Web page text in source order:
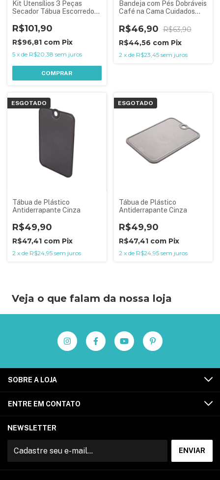
Kit Utensílios 3 Peças
Secador Tábua Escorredor
R$101,90
R$96,81 com Pix
5 x de R$20,38 sem juros
COMPRAR
Bandeja com Pés Dobráveis
Café na Cama Cuidados
R$46,90 R$63,90
R$44,56 com Pix
2 x de R$23,45 sem juros
ESGOTADO
Tábua de Plástico
Antiderrapante Cinza
R$49,90
R$47,41 com Pix
2 x de R$24,95 sem juros
ESGOTADO
Tábua de Plástico
Antiderrapante Cinza
R$49,90
R$47,41 com Pix
2 x de R$24,95 sem juros
Veja o que falam da nossa loja
SOBRE A LOJA
ENTRE EM CONTATO
NEWSLETTER